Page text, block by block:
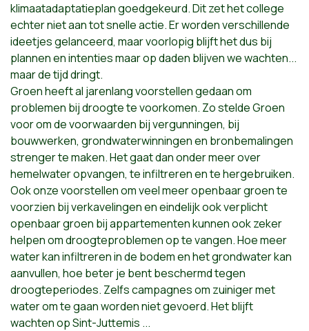
klimaatadaptatieplan goedgekeurd. Dit zet het college
echter niet aan tot snelle actie. Er worden verschillende
ideetjes gelanceerd, maar voorlopig blijft het dus bij
plannen en intenties maar op daden blijven we wachten...
maar de tijd dringt.
Groen heeft al jarenlang voorstellen gedaan om
problemen bij droogte te voorkomen. Zo stelde Groen
voor om de voorwaarden bij vergunningen, bij
bouwwerken, grondwaterwinningen en bronbemalingen
strenger te maken. Het gaat dan onder meer over
hemelwater opvangen, te infiltreren en te hergebruiken.
Ook onze voorstellen om veel meer openbaar groen te
voorzien bij verkavelingen en eindelijk ook verplicht
openbaar groen bij appartementen kunnen ook zeker
helpen om droogteproblemen op te vangen. Hoe meer
water kan infiltreren in de bodem en het grondwater kan
aanvullen, hoe beter je bent beschermd tegen
droogteperiodes. Zelfs campagnes om zuiniger met
water om te gaan worden niet gevoerd. Het blijft
wachten op Sint-Juttemis ...